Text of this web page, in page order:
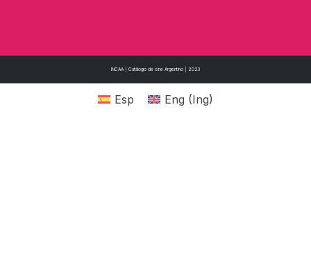
INCAA | Catálogo de cine Argentino | 2023
Esp Eng (Ing)